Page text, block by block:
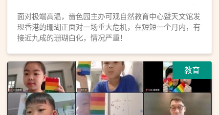
面对极端高温，啬色园主办可观自然教育中心暨天文馆发
现香港的珊瑚正面对一场重大危机，在短短一个月内，有
接近九成的珊瑚白化，情况严重！
教育